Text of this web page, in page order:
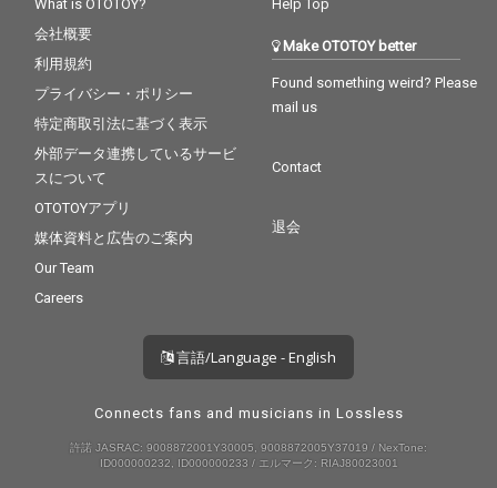
What is OTOTOY?
会社概要
利用規約
プライバシー・ポリシー
特定商取引法に基づく表示
外部データ連携しているサービ
スについて
OTOTOYアプリ
媒体資料と広告のご案内
Our Team
Careers
Help Top
Make OTOTOY better
Found something weird? Please
mail us
Contact
退会
言語/Language - English
Connects fans and musicians in Lossless
許諾 JASRAC: 9008872001Y30005, 9008872005Y37019 / NexTone:
ID000000232, ID000000233 / エルマーク: RIAJ80023001